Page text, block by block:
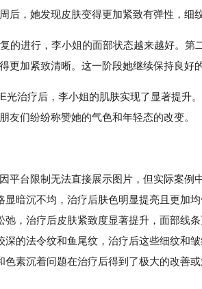
后，她发现皮肤变得更加紧致有弹性，细
的进行，李小姐的面部状态越来越好。第
更加紧致清晰。这一阶段她继续保持良好
光治疗后，李小姐的肌肤实现了显著提升
友们纷纷称赞她的气色和年轻态的改变。
平台限制无法直接展示图片，但实际案例
沉不均，治疗后肤色明显提亮且更加均
治疗后皮肤紧致度显著提升，面部线条
法令纹和鱼尾纹，治疗后这些细纹和皱
沉着问题在治疗后得到了极大的改善或